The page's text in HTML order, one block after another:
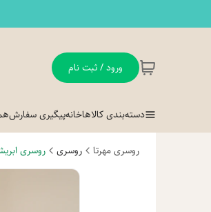
ورود / ثبت نام
دسته‌بندی کالاهاخانهپیگیری سفارش
روسری مهرتا روسری روسری